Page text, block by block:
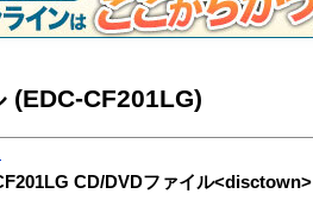
(EDC-CF201LG)
CD/DVDファイル<disctown>